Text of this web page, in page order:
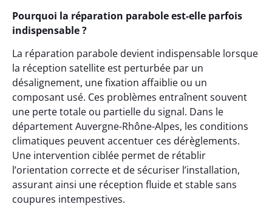
Pourquoi la réparation parabole est-elle parfois
indispensable ?
La réparation parabole devient indispensable lorsque
la réception satellite est perturbée par un
désalignement, une fixation affaiblie ou un
composant usé. Ces problèmes entraînent souvent
une perte totale ou partielle du signal. Dans le
département Auvergne-Rhône-Alpes, les conditions
climatiques peuvent accentuer ces dérèglements.
Une intervention ciblée permet de rétablir
l’orientation correcte et de sécuriser l’installation,
assurant ainsi une réception fluide et stable sans
coupures intempestives.